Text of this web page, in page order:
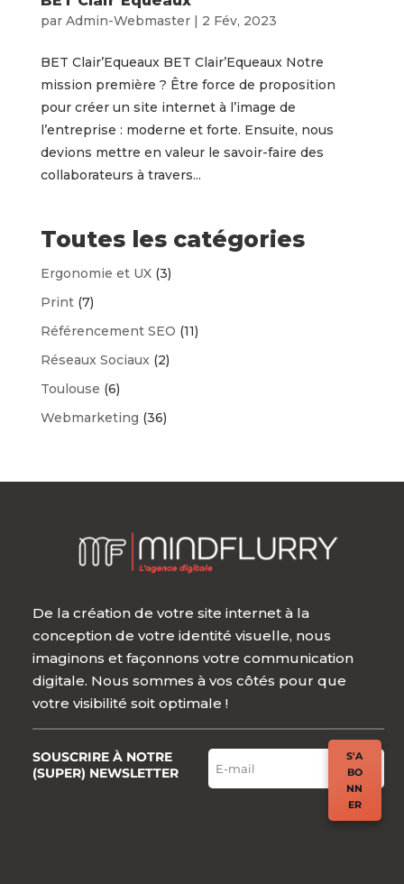
par Admin-Webmaster| 2 Fév, 2023
BET Clair’Equeaux BET Clair’Equeaux Notre
mission première ? Être force de proposition
pour créer un site internet à l’image de
l’entreprise : moderne et forte. Ensuite, nous
devions mettre en valeur le savoir-faire des
collaborateurs à travers...
Toutes les catégories
Ergonomie et UX(3)
Print(7)
Référencement SEO (11)
Réseaux Sociaux(2)
Toulouse (6)
Webmarketing (36)
De la création de votre site internet à la
conception de votre identité visuelle, nous
imaginons et façonnons votre communication
digitale. Nous sommes à vos côtés pour que
votre visibilité soit optimale !
SOUSCRIRE À NOTRE
(SUPER) NEWSLETTER
S'A
BO
NN
ER